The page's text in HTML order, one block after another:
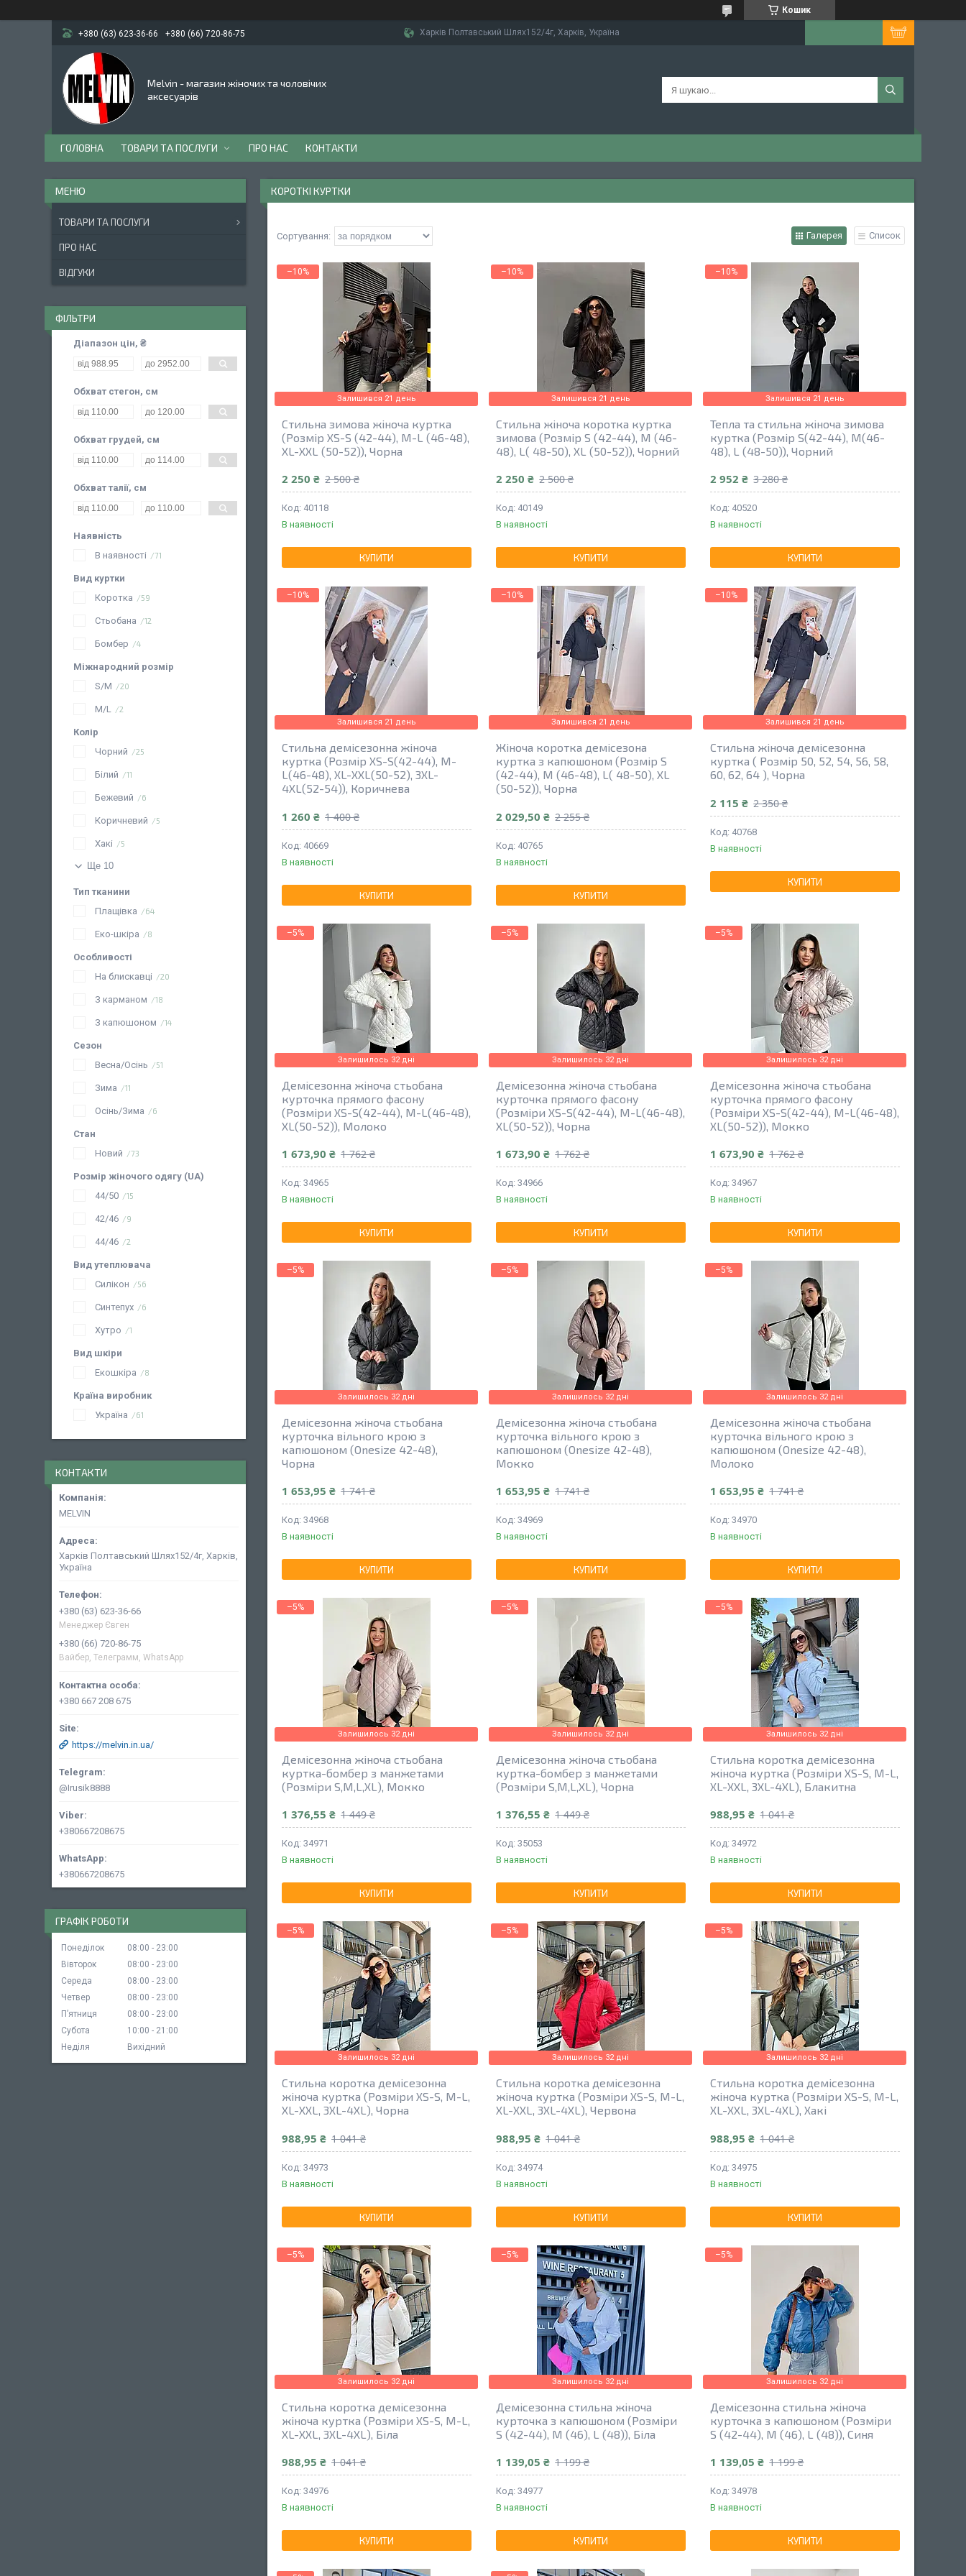
Кошик
+380 (63) 623-36-66 +380 (66) 720-86-75 Харків Полтавський Шлях152/4г, Харків, Україна
Melvin - магазин жіночих та чоловічих
аксесуарів
ГОЛОВНА ТОВАРИ ТА ПОСЛУГИ ПРО НАС КОНТАКТИ
КОРОТКІ КУРТКИ
Галерея Список
–10%
Залишився 21 день
Стильна зимова жіноча куртка
(Розмір XS-S (42-44), M-L (46-48),
XL-XXL (50-52)), Чорна
2 250 ₴ 2 500 ₴
40118
В наявності
КУПИТИ
–10%
Залишився 21 день
Стильна жіноча коротка куртка
зимова (Розмір S (42-44), М (46-
48), L( 48-50), XL (50-52)), Чорний
2 250 ₴ 2 500 ₴
40149
В наявності
КУПИТИ
–10%
Залишився 21 день
Тепла та стильна жіноча зимова
куртка (Розмір S(42-44), M(46-
48), L (48-50)), Чорний
2 952 ₴ 3 280 ₴
40520
В наявності
КУПИТИ
–10%
Залишився 21 день
Стильна демісезонна жіноча
куртка (Розмір XS-S(42-44), M-
L(46-48), XL-XXL(50-52), 3XL-
4XL(52-54)), Коричнева
1 260 ₴ 1 400 ₴
40669
В наявності
КУПИТИ
–10%
Залишився 21 день
Жіноча коротка демісезона
куртка з капюшоном (Розмір S
(42-44), М (46-48), L( 48-50), XL
(50-52)), Чорна
2 029,50 ₴ 2 255 ₴
40765
В наявності
КУПИТИ
–10%
Залишився 21 день
Стильна жіноча демісезонна
куртка ( Розмір 50, 52, 54, 56, 58,
60, 62, 64 ), Чорна
2 115 ₴ 2 350 ₴
40768
В наявності
КУПИТИ
–5%
Залишилось 32 дні
Демісезонна жіноча стьобана
курточка прямого фасону
(Розміри XS-S(42-44), M-L(46-48),
XL(50-52)), Молоко
1 673,90 ₴ 1 762 ₴
34965
В наявності
КУПИТИ
–5%
Залишилось 32 дні
Демісезонна жіноча стьобана
курточка прямого фасону
(Розміри XS-S(42-44), M-L(46-48),
XL(50-52)), Чорна
1 673,90 ₴ 1 762 ₴
34966
В наявності
КУПИТИ
–5%
Залишилось 32 дні
Демісезонна жіноча стьобана
курточка прямого фасону
(Розміри XS-S(42-44), M-L(46-48),
XL(50-52)), Мокко
1 673,90 ₴ 1 762 ₴
34967
В наявності
КУПИТИ
–5%
Залишилось 32 дні
Демісезонна жіноча стьобана
курточка вільного крою з
капюшоном (Onesize 42-48),
Чорна
1 653,95 ₴ 1 741 ₴
34968
В наявності
КУПИТИ
–5%
Залишилось 32 дні
Демісезонна жіноча стьобана
курточка вільного крою з
капюшоном (Onesize 42-48),
Мокко
1 653,95 ₴ 1 741 ₴
34969
В наявності
КУПИТИ
–5%
Залишилось 32 дні
Демісезонна жіноча стьобана
курточка вільного крою з
капюшоном (Onesize 42-48),
Молоко
1 653,95 ₴ 1 741 ₴
34970
В наявності
КУПИТИ
–5%
Залишилось 32 дні
Демісезонна жіноча стьобана
куртка-бомбер з манжетами
(Розміри S,M,L,XL), Мокко
1 376,55 ₴ 1 449 ₴
34971
В наявності
КУПИТИ
–5%
Залишилось 32 дні
Демісезонна жіноча стьобана
куртка-бомбер з манжетами
(Розміри S,M,L,XL), Чорна
1 376,55 ₴ 1 449 ₴
35053
В наявності
КУПИТИ
–5%
Залишилось 32 дні
Стильна коротка демісезонна
жіноча куртка (Розміри XS-S, M-L,
XL-XXL, 3XL-4XL), Блакитна
988,95 ₴ 1 041 ₴
34972
В наявності
КУПИТИ
–5%
Залишилось 32 дні
Стильна коротка демісезонна
жіноча куртка (Розміри XS-S, M-L,
XL-XXL, 3XL-4XL), Чорна
988,95 ₴ 1 041 ₴
34973
В наявності
КУПИТИ
–5%
Залишилось 32 дні
Стильна коротка демісезонна
жіноча куртка (Розміри XS-S, M-L,
XL-XXL, 3XL-4XL), Червона
988,95 ₴ 1 041 ₴
34974
В наявності
КУПИТИ
–5%
Залишилось 32 дні
Стильна коротка демісезонна
жіноча куртка (Розміри XS-S, M-L,
XL-XXL, 3XL-4XL), Хакі
988,95 ₴ 1 041 ₴
34975
В наявності
КУПИТИ
–5%
Залишилось 32 дні
Стильна коротка демісезонна
жіноча куртка (Розміри XS-S, M-L,
XL-XXL, 3XL-4XL), Біла
988,95 ₴ 1 041 ₴
34976
В наявності
КУПИТИ
–5%
Залишилось 32 дні
Демісезонна стильна жіноча
курточка з капюшоном (Розміри
S (42-44), M (46), L (48)), Біла
1 139,05 ₴ 1 199 ₴
34977
В наявності
КУПИТИ
–5%
Залишилось 32 дні
Демісезонна стильна жіноча
курточка з капюшоном (Розміри
S (42-44), M (46), L (48)), Синя
1 139,05 ₴ 1 199 ₴
34978
В наявності
КУПИТИ
ТОВАРИ ТА ПОСЛУГИ
ПРО НАС
ВІДГУКИ
ФІЛЬТРИ
Діапазон цін, ₴
Обхват стегон, см
Обхват грудей, см
Обхват талії, см
Наявність
В наявності
71
Вид куртки
Коротка
59
Стьобана 12
Бомбер 4
Міжнародний розмір
S/M
20
M/L 2
Колір
Чорний
25
Білий 11
Бежевий 6
Коричневий 5
Хакі 5
Ще 10
Тип тканини
Плащівка
64
Еко-шкіра 8
Особливості
На блискавці
20
З карманом 18
З капюшоном 14
Сезон
Весна/Осінь
51
Зима 11
Осінь/Зима 6
Стан
Новий
73
Розмір жіночого одягу (UA)
44/50
15
42/46 9
44/46 2
Вид утеплювача
Силікон
56
Синтепух 6
Хутро 1
Вид шкіри
Екошкіра
8
Країна виробник
Україна
61
КОНТАКТИ
MELVIN
Харків Полтавський Шлях152/4г, Харків,
Україна
+380 (63) 623-36-66
Менеджер Євген
+380 (66) 720-86-75
Вайбер, Телеграмм, WhatsApp
+380 667 208 675
https://melvin.in.ua/
@Irusik8888
+380667208675
+380667208675
ГРАФІК РОБОТИ
Понеділок 08:00
23:00
Вівторок
08:00
23:00
Середа
08:00
23:00
Четвер
08:00
23:00
Пʼятниця
08:00
23:00
Субота
10:00
21:00
Неділя
Вихідний